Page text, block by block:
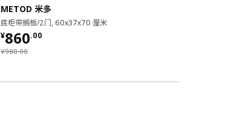
METOD 米多
底柜带搁板/2门, 60x37x70 厘米
¥980.00
¥ 980.00
¥860.00
¥ 860.00